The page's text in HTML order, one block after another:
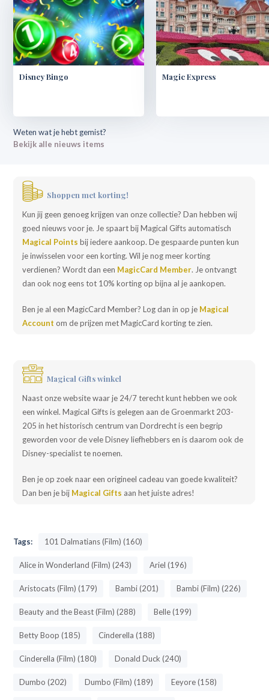
Weten wat je hebt gemist?
Bekijk alle nieuws items
Disney Bingo Magic Express
Shoppen met korting!
Kun jij geen genoeg krijgen van onze collectie? Dan hebben wij
goed nieuws voor je. Je spaart bij Magical Gifts automatisch
Magical Points bij iedere aankoop. De gespaarde punten kun
je inwisselen voor een korting. Wil je nog meer korting
verdienen? Wordt dan een MagicCard Member. Je ontvangt
dan ook nog eens tot 10% korting op bijna al je aankopen.
Ben je al een MagicCard Member? Log dan in op je Magical
Account om de prijzen met MagicCard korting te zien.
Magical Gifts winkel
Naast onze website waar je 24/7 terecht kunt hebben we ook
een winkel. Magical Gifts is gelegen aan de Groenmarkt 203-
205 in het historisch centrum van Dordrecht is een begrip
geworden voor de vele Disney liefhebbers en is daarom ook de
Disney-specialist te noemen.
Ben je op zoek naar een origineel cadeau van goede kwaliteit?
Dan ben je bij Magical Gifts aan het juiste adres!
Tags: 101 Dalmatians (Film) (160)
Alice in Wonderland (Film) (243) Ariel (196)
Aristocats (Film) (179) Bambi (201) Bambi (Film) (226)
Beauty and the Beast (Film) (288) Belle (199)
Betty Boop (185) Cinderella (188)
Cinderella (Film) (180) Donald Duck (240)
Dumbo (202) Dumbo (Film) (189) Eeyore (158)